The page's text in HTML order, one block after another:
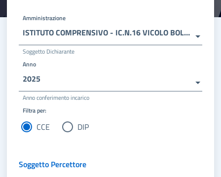
Amministrazione
ISTITUTO COMPRENSIVO - IC.N.16 VICOLO BOLOGNETTI
Soggetto Dichiarante
Anno
2025
Anno conferimento incarico
Filtra per:
CCE DIP
Soggetto Percettore